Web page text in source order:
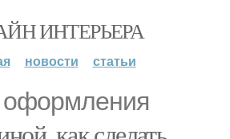
ИНТЕРЬЕРА
новости статьи